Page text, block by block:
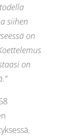
siihen
on
on